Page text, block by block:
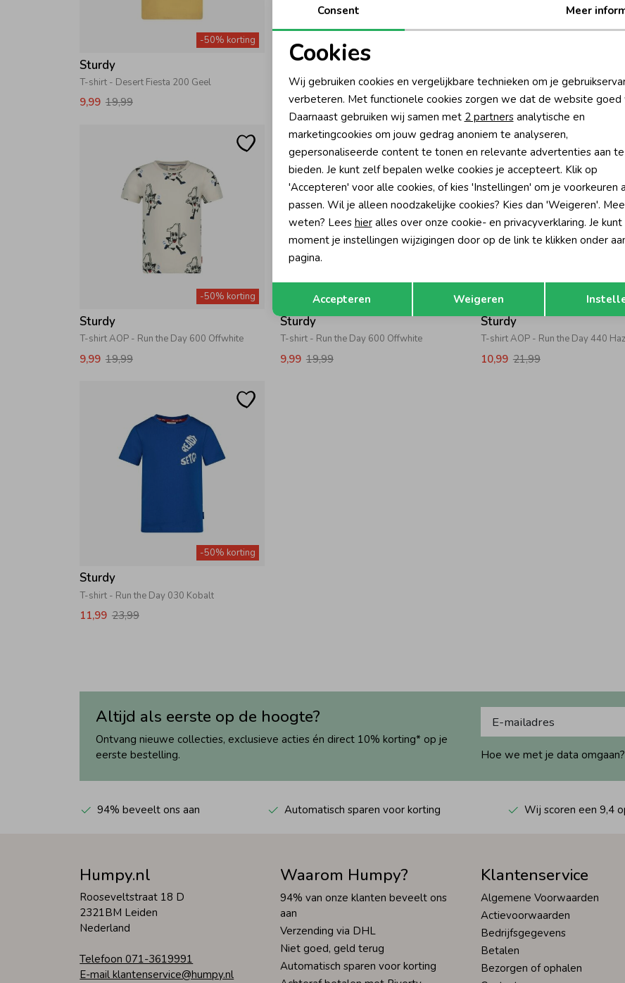
-50% korting
Sturdy
T-shirt - Desert Fiesta 200 Geel
9,99 19,99
Sturdy
T-shirt - Desert Fiesta 330 Army
9,99 19,99
T-shirt AOP - Desert Fiesta 330
9,99 19,99
-50% korting
Sturdy
T-shirt AOP - Run the Day 600 Offwhite
9,99 19,99
-50% korting
Sturdy
T-shirt - Run the Day 600 Offwhite
9,99 19,99
-50%
Sturdy
T-shirt AOP - Run the Day 440
10,99 21,99
-50% korting
Sturdy
T-shirt - Run the Day 030 Kobalt
11,99 23,99
Altijd als eerste op de hoogte?
Ontvang nieuwe collecties, exclusieve acties én direct 10% korting* op je
eerste bestelling.
Hoe we met je data
94% beveelt ons aan Automatisch sparen voor korting Wij scoren een 9,4
Humpy.nl
Rooseveltstraat 18 D
2321BM Leiden
Nederland
Telefoon 071-3619991
E-mail klantenservice@humpy.nl
Waarom Humpy?
94% van onze klanten beveelt ons
aan
Verzending via DHL
Niet goed, geld terug
Automatisch sparen voor korting
Klantenservice
Algemene Voorwaarden
Actievoorwaarden
Bedrijfsgegevens
Betalen
Bezorgen of ophalen
Noodzakelijke cookies
Analytische cookies Marketing cookies
Opslaan
Consent Meer
Cookies
Wij gebruiken cookies en vergelijkbare technieken om je
verbeteren. Met functionele cookies zorgen we dat de website goed
Daarnaast gebruiken wij samen met 2 partnersanalytische en
marketingcookies om jouw gedrag anoniem te analyseren,
gepersonaliseerde content te tonen en relevante advertenties aan te
bieden. Je kunt zelf bepalen welke cookies je accepteert. Klik op
'Accepteren' voor alle cookies, of kies 'Instellingen' om je voorkeuren
passen. Wil je alleen noodzakelijke cookies? Kies dan 'Weigeren'.
weten? Lees hieralles over onze cookie- en privacyverklaring. Je
moment je instellingen wijzigingen door op de link te klikken onder
pagina.
Accepteren Weigeren